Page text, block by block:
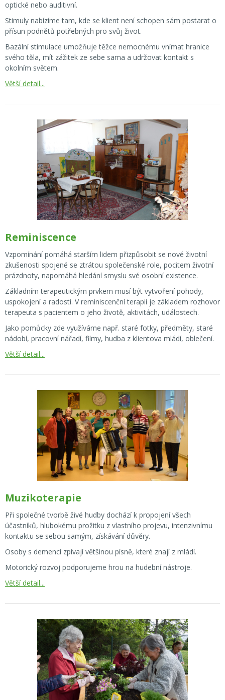
optické nebo auditivní.
Stimuly nabízíme tam, kde se klient není schopen sám postarat o
přísun podnětů potřebných pro svůj život.
Bazální stimulace umožňuje těžce nemocnému vnímat hranice
svého těla, mít zážitek ze sebe sama a udržovat kontakt s
okolním světem.
Větší detail...
Reminiscence
Vzpomínání pomáhá starším lidem přizpůsobit se nové životní
zkušenosti spojené se ztrátou společenské role, pocitem životní
prázdnoty, napomáhá hledání smyslu své osobní existence.
Základním terapeutickým prvkem musí být vytvoření pohody,
uspokojení a radosti. V reminiscenční terapii je základem rozhovor
terapeuta s pacientem o jeho životě, aktivitách, událostech.
Jako pomůcky zde využíváme např. staré fotky, předměty, staré
nádobí, pracovní nářadí, filmy, hudba z klientova mládí, oblečení.
Větší detail...
Muzikoterapie
Při společné tvorbě živé hudby dochází k propojení všech
účastníků, hlubokému prožitku z vlastního projevu, intenzivnímu
kontaktu se sebou samým, získávání důvěry.
Osoby s demencí zpívají většinou písně, které znají z mládí.
Motorický rozvoj podporujeme hrou na hudební nástroje.
Větší detail...